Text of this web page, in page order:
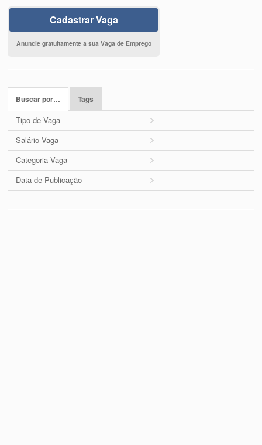
Cadastrar Vaga
Anuncie gratuitamente a sua Vaga de Emprego
Buscar por… Tags
Tipo de Vaga
Salário Vaga
Categoria Vaga
Data de Publicação